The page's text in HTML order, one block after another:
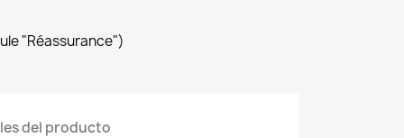
"Réassurance")
del producto